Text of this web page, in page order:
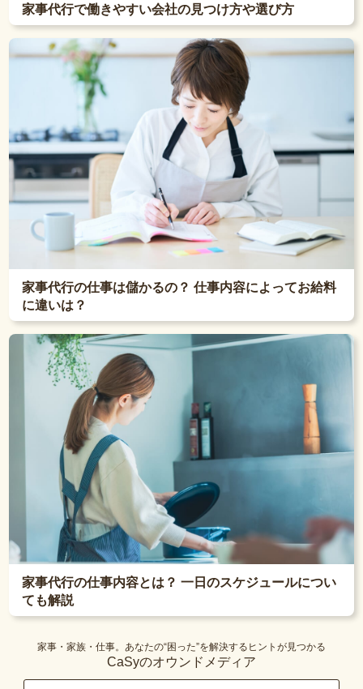
家事代行で働きやすい会社の見つけ方や選び方
家事代行の仕事は儲かるの？ 仕事内容によってお給料
に違いは？
家事代行の仕事内容とは？ 一日のスケジュールについ
ても解説
家事・家族・仕事。あなたの“困った”を解決するヒントが見つかる
CaSyのオウンドメディア